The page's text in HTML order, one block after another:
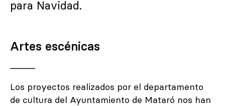
para Navidad.
Artes escénicas
Los proyectos realizados por el departamento
de cultura del Ayuntamiento de Mataró nos han